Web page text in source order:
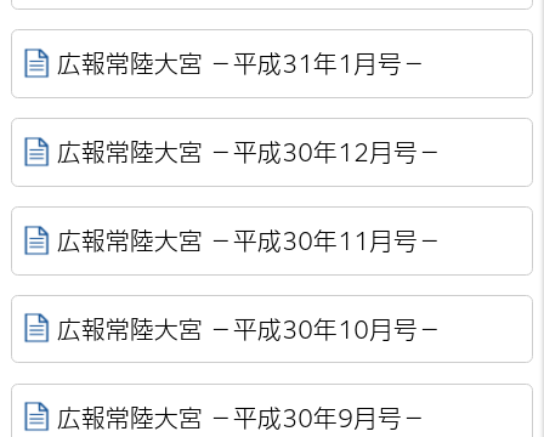
広報常陸大宮 －平成31年1月号－
広報常陸大宮 －平成30年12月号－
広報常陸大宮 －平成30年11月号－
広報常陸大宮 －平成30年10月号－
広報常陸大宮 －平成30年9月号－